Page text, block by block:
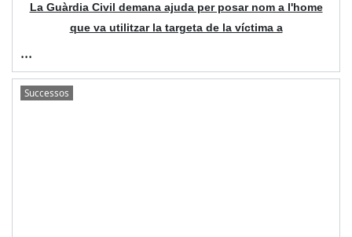
La Guàrdia Civil demana ajuda per posar nom a l'home
que va utilitzar la targeta de la víctima a
...
Successos